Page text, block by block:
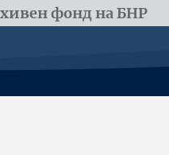
фонд на БНР